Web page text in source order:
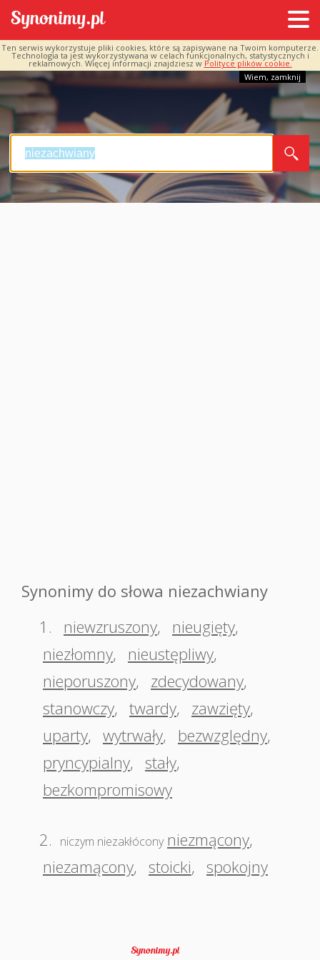
Ten serwis wykorzystuje pliki cookies, które są zapisywane na Twoim komputerze.
Technologia ta jest wykorzystywana w celach funkcjonalnych, statystycznych i
reklamowych. Więcej informacji znajdziesz w Polityce plików cookie.
Wiem, zamknij
Synonimy do słowa niezachwiany
1.
niewzruszony, nieugięty,
niezłomny, nieustępliwy,
nieporuszony, zdecydowany,
stanowczy, twardy, zawzięty,
uparty, wytrwały, bezwzględny,
pryncypialny, stały,
bezkompromisowy
2. niczym niezakłócony niezmącony,
niezamącony, stoicki, spokojny